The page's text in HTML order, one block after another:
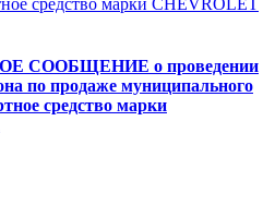
средство марки CHEVROLET
СООБЩЕНИЕ о проведении
по продаже муниципального
средство марки